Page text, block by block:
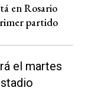
en Rosario
partido
el martes